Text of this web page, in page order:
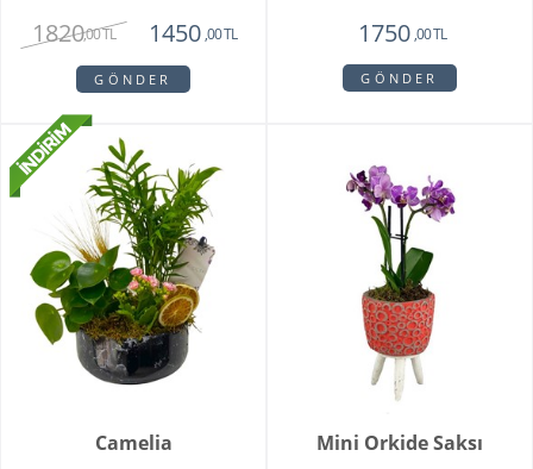
1820,00 TL 1450 ,00 TL
GÖNDER
1750 ,00 TL
GÖNDER
Camelia Mini Orkide Saksı